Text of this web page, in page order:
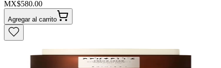
MX$580.00
Agregar al carrito